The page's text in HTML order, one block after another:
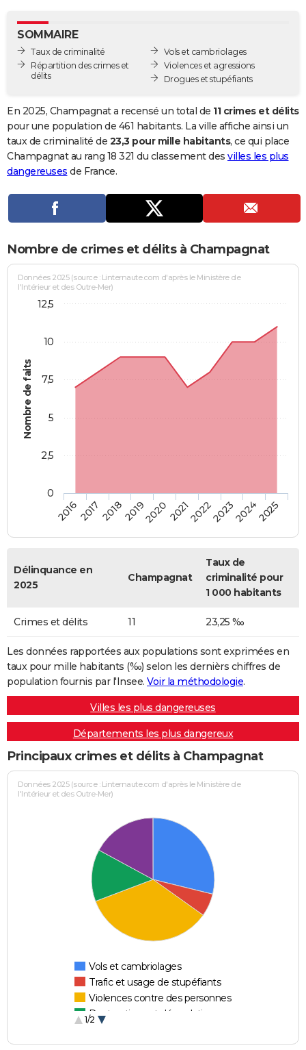
GUIDES D'ACHAT
BONS PLANS
Carte de Noël
Carte Bonne année
Carte Saint-Valentin
Carte Pâques
Carte d'anniversaire
DICTIONNAIRE
Dictionnaire
Biographies
Citations
Expressions
Proverbes
PROGRAMME TV
Se connecter
Entreprises
Service militaire
Avis de recherche
AVIS DE DÉCÈS
Bricolage
Lifestyle
Culture
Sport
Auto
Television
Voyage
Cinema
SOMMAIRE
Taux de criminalité
Répartition des crimes et
délits
Vols et cambriolages
Violences et agressions
Drogues et stupéfiants
En 2025, Champagnat a recensé un total de 11 crimes et délits
pour une population de 461 habitants. La ville affiche ainsi un
taux de criminalité de 23,3 pour mille habitants, ce qui place
Champagnat au rang 18 321 du classement des villes les plus
dangereuses de France.
Nombre de crimes et délits à Champagnat
Nombre de faits
Données 2025 (source : Linternaute.com d'après le Ministère de
l'Intérieur et des Outre-Mer)
2016201720182019202020212022202320242025
0
2,5
5
7,5
10
12,5
Délinquance en
2025
Champagnat
Taux de
criminalité pour
1 000 habitants
Crimes et délits 11 23,25 ‰
Les données rapportées aux populations sont exprimées en
taux pour mille habitants (‰) selon les dernièrs chiffres de
population fournis par l'Insee. Voir la méthodologie.
Villes les plus dangereuses
Départements les plus dangereux
Principaux crimes et délits à Champagnat
Données 2025 (source : Linternaute.com d'après le Ministère de
l'Intérieur et des Outre-Mer)
Vols et cambriolages
Trafic et usage de stupéfiants
Violences contre des personnes
Destructions et dégradations
1/2